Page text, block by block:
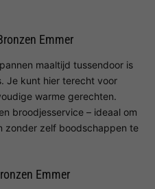
Emmer
maaltijd tussendoor is
Je kunt hier terecht voor
warme gerechten.
broodjesservice – ideaal om
zonder zelf boodschappen te
Emmer